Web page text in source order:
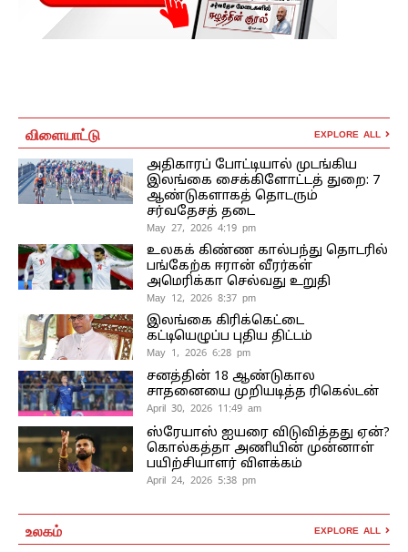
விளையாட்டு EXPLORE ALL
அதிகாரப் போட்டியால் முடங்கிய
இலங்கை சைக்கிளோட்டத் துறை: 7
ஆண்டுகளாகத் தொடரும்
சர்வதேசத் தடை
May 27, 2026 4:19 pm
உலகக் கிண்ண கால்பந்து தொடரில்
பங்கேற்க ஈரான் வீரர்கள்
அமெரிக்கா செல்வது உறுதி
May 12, 2026 8:37 pm
இலங்கை கிரிக்கெட்டை
கட்டியெழுப்ப புதிய திட்டம்
May 1, 2026 6:28 pm
சனத்தின் 18 ஆண்டுகால
சாதனையை முறியடித்த ரிகெல்டன்
April 30, 2026 11:49 am
ஸ்ரேயாஸ் ஐயரை விடுவித்தது ஏன்?
கொல்கத்தா அணியின் முன்னாள்
பயிற்சியாளர் விளக்கம்
April 24, 2026 5:38 pm
உலகம் EXPLORE ALL